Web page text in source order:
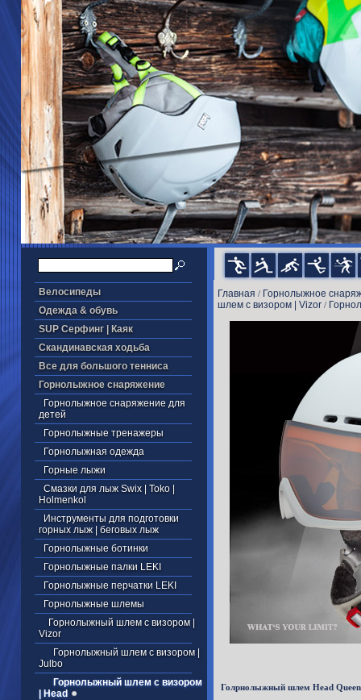
Велосипеды
Одежда & обувь
SUP Серфинг | Каяк
Скандинавская ходьба
Все для большого тенниса
Горнолыжное снаряжение
Горнолыжное снаряжение для
детей
Горнолыжные тренажеры
Горнолыжная одежда
Горные лыжи
Смазки для лыж Swix | Toko |
Holmenkol
Инструменты для подготовки
горных лыж | беговых лыж
Горнолыжные ботинки
Горнолыжные палки LEKI
Горнолыжные перчатки LEKI
Горнолыжные шлемы
Горнолыжный шлем с визором |
Vizor
Горнолыжный шлем c визором |
Julbo
Горнолыжный шлем c визором
| Head
Главная / Горнолыжное
шлем с визором | Vizor/
Голрнолыжный шлем Head